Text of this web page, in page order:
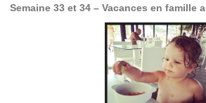
Semaine 33 et 34 – Vacances en famille